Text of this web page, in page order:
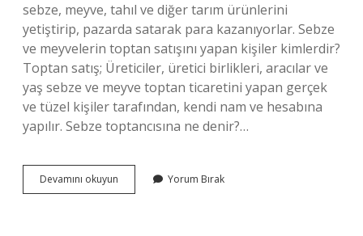
sebze, meyve, tahıl ve diğer tarım ürünlerini
yetiştirip, pazarda satarak para kazanıyorlar. Sebze
ve meyvelerin toptan satışını yapan kişiler kimlerdir?
Toptan satış; Üreticiler, üretici birlikleri, aracılar ve
yaş sebze ve meyve toptan ticaretini yapan gerçek
ve tüzel kişiler tarafından, kendi nam ve hesabına
yapılır. Sebze toptancısına ne denir?…
Devamını okuyun
Ve
Yorum Bırak